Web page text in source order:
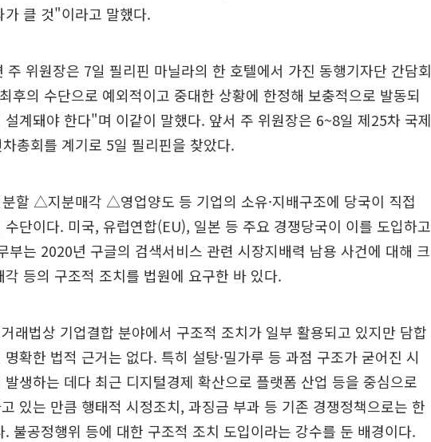
가 클 것"이라고 말했다.
주 위원장은 7일 필리핀 마닐라의 한 호텔에서 가진 동행기자단 간담회
후의 수단으로 예외적이고 중대한 상황에 한정해 보충적으로 발동되
설계돼야 한다"며 이같이 말했다. 앞서 주 위원장은 6~8일 제25차 국제
총회를 계기로 5일 필리핀을 찾았다.
할 △지분매각 △영업양도 등 기업의 소유·지배구조에 당국이 직접
단이다. 미국, 유럽연합(EU), 일본 등 주요 경쟁당국이 이를 도입하고
부는 2020년 구글의 검색서비스 관련 시장지배력 남용 사건에 대해 크
등의 구조적 조치를 법원에 요구한 바 있다.
래법상 기업결합 분야에서 구조적 조치가 일부 활용되고 있지만 담합
확한 법적 근거는 없다. 특히 설탕·밀가루 등 과점 구조가 굳어진 시
생하는 데다 최근 디지털경제 확산으로 플랫폼 산업 등을 중심으로
있는 만큼 행태적 시정조치, 과징금 부과 등 기존 경쟁정책으로는 한
불공정행위 등에 대한 구조적 조치 도입이라는 강수를 둔 배경이다.